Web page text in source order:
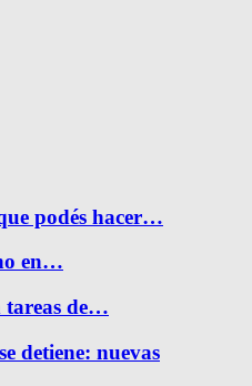
podés hacer…
en…
tareas de…
detiene: nuevas